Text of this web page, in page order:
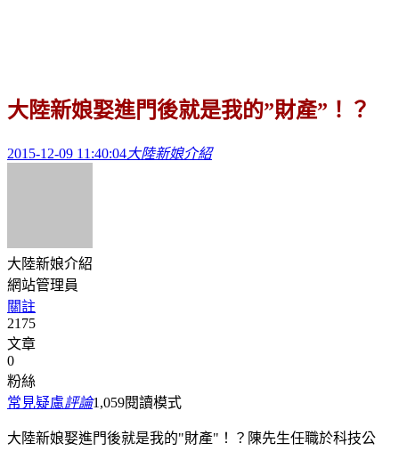
大陸新娘娶進門後就是我的”財產”！？
2015-12-09 11:40:04大陸新娘介紹
大陸新娘介紹
網站管理員
關註
2175
文章
0
粉絲
常見疑慮評論1,059閱讀模式
大陸新娘娶進門後就是我的"財產"！？陳先生任職於科技公